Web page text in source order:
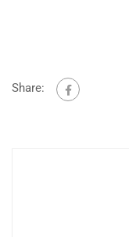
Share: